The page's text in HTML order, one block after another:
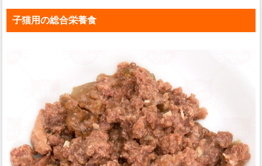
子猫用の総合栄養食